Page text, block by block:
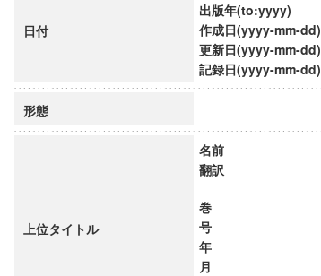
グラム市民社会ガバナンス教育研究センター
グラム論理と感性の先端的教育研究拠点
日付
出版年(to:yyyy)
作成日(yyyy-mm-dd)
更新日(yyyy-mm-dd)
記録日(yyyy-mm-dd)
形態
上位タイトル
名前
翻訳
巻
号
年
月